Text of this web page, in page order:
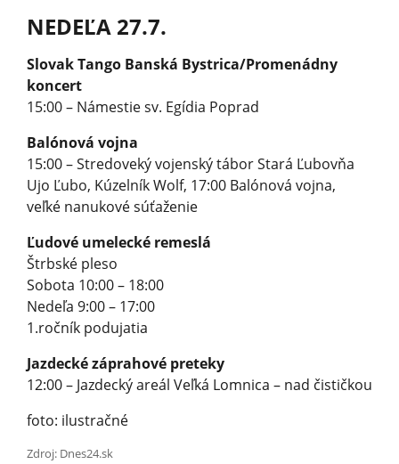
NEDEĽA 27.7.
Slovak Tango Banská Bystrica/Promenádny
koncert
15:00 – Námestie sv. Egídia Poprad
Balónová vojna
15:00 – Stredoveký vojenský tábor Stará Ľubovňa
Ujo Ľubo, Kúzelník Wolf, 17:00 Balónová vojna,
veľké nanukové súťaženie
Ľudové umelecké remeslá
Štrbské pleso
Sobota 10:00 – 18:00
Nedeľa 9:00 – 17:00
1.ročník podujatia
Jazdecké záprahové preteky
12:00 – Jazdecký areál Veľká Lomnica – nad čističkou
foto: ilustračné
Zdroj: Dnes24.sk